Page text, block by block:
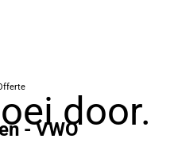
door.
- VWO